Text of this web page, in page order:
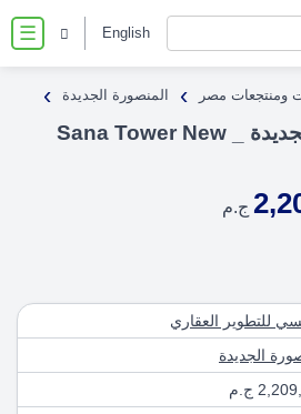
☰ English
ومنتجعات مصر › المنصورة الجديدة ›
سانا تاور المنصورة الجديدة _ Sana Tower New
ج.م
للتطوير العقاري
الجديدة
ج.م